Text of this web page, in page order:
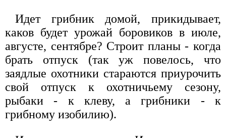
Идет грибник домой, прикидывает,
каков будет урожай боровиков в июле,
августе, сентябре? Строит планы - когда
брать отпуск (так уж повелось, что
заядлые охотники стараются приурочить
свой отпуск к охотничьему сезону,
рыбаки - к клеву, а грибники - к
грибному изобилию).